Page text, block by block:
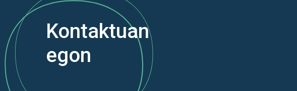
Kontaktuan
egon